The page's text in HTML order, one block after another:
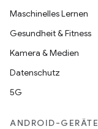
Maschinelles Lernen
Gesundheit & Fitness
Kamera & Medien
Datenschutz
5G
ANDROID-GERÄTE